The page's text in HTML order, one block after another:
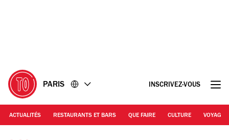
PARIS INSCRIVEZ-VOUS
ACTUALITÉS RESTAURANTS ET BARS QUE FAIRE CULTURE VOYAGE
YANN DERET